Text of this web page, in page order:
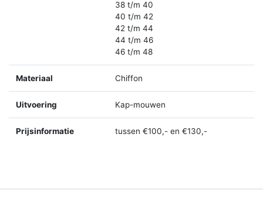
38 t/m 40
40 t/m 42
42 t/m 44
44 t/m 46
46 t/m 48
Materiaal Chiffon
Uitvoering Kap-mouwen
Prijsinformatie tussen €100,- en €130,-